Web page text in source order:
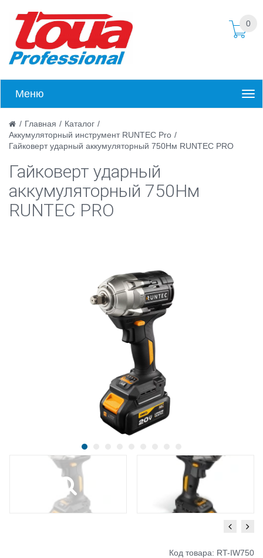
0
Меню
/ Главная / Каталог /
Аккумуляторный инструмент RUNTEC Pro /
Гайковерт ударный аккумуляторный 750Нм RUNTEC PRO
Гайковерт ударный
аккумуляторный 750Нм
RUNTEC PRO
Код товара: RT-IW750